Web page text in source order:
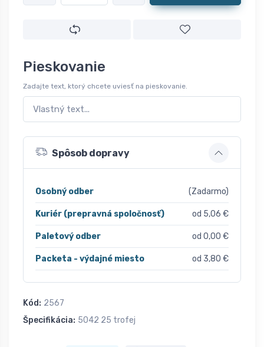
Pieskovanie
Zadajte text, ktorý chcete uviesť na pieskovanie.
Spôsob dopravy
Osobný odber (Zadarmo)
Kuriér (prepravná spoločnosť) od 5,06 €
Paletový odber od 0,00 €
Packeta - výdajné miesto od 3,80 €
Kód: 2567
Špecifikácia: 5042 25 trofej